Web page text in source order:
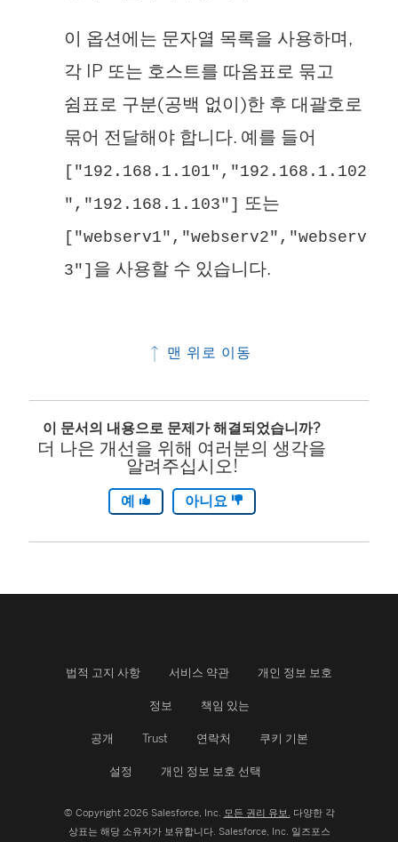
이 옵션에는 문자열 목록을 사용하며,
각 IP 또는 호스트를 따옴표로 묶고
쉼표로 구분(공백 없이)한 후 대괄호로
묶어 전달해야 합니다. 예를 들어
["192.168.1.101","192.168.1.102
","192.168.1.103"] 또는
["webserv1","webserv2","webserv
3"] 을 사용할 수 있습니다.
맨 위로 이동
이 문서의 내용으로 문제가 해결되었습니까?
더 나은 개선을 위해 여러분의 생각을
알려주십시오!
예 아니요
법적 고지 사항 서비스 약관 개인 정보 보호
정보 책임 있는
공개 Trust 연락처 쿠키 기본
설정 개인 정보 보호 선택
© Copyright 2026 Salesforce, Inc. 모든 권리 유보. 다양한 각
상표는 해당 소유자가 보유합니다. Salesforce, Inc. 일즈포스